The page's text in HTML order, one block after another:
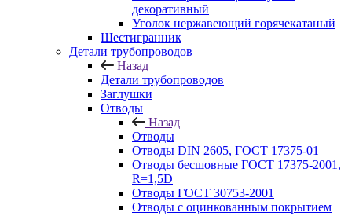
декоративный
Уголок нержавеющий горячекатаный
Шестигранник
Детали трубопроводов
Назад
Детали трубопроводов
Заглушки
Отводы
Назад
Отводы
Отводы DIN 2605, ГОСТ 17375-01
Отводы бесшовные ГОСТ 17375-2001,
R=1,5D
Отводы ГОСТ 30753-2001
Отводы с оцинкованным покрытием